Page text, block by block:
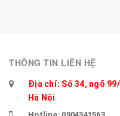
THÔNG TIN LIÊN HỆ
Địa chỉ: Số 34, ngõ
Hà Nội